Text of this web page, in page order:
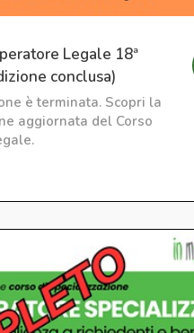
Legale 18ª
conclusa)
è terminata. Scopri la
aggiornata del Corso